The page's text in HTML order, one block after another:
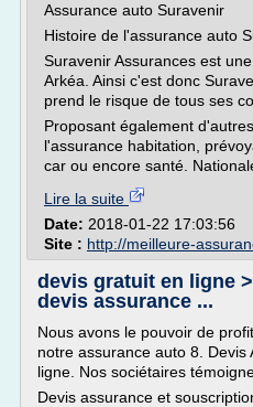
Assurance auto Suravenir
Histoire de l'assurance auto
Suravenir Assurances est
Arkéa. Ainsi c'est donc
prend le risque de tous ses
Proposant également
l'assurance habitation,
car ou encore santé.
Lire la suite
Date: 2018-01-22 17:03:56
Site : http://meilleure-
devis gratuit en ligne
devis assurance ...
Nous avons le pouvoir de
notre assurance auto 8. Devis
ligne. Nos sociétaires
Devis assurance et